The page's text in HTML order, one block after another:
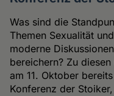
Was sind die
Themen Sexualität
moderne
bereichern? Zu
am 11. Oktober
Konferenz der